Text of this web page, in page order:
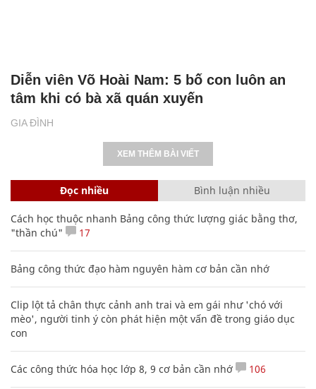
GIA ĐÌNH
Diễn viên Võ Hoài Nam: 5 bố con luôn an
tâm khi có bà xã quán xuyến
XEM THÊM BÀI VIẾT
Đọc nhiều Bình luận nhiều
Cách học thuộc nhanh Bảng công thức lượng giác bằng thơ,
"thần chú"
17
Bảng công thức đạo hàm nguyên hàm cơ bản cần nhớ
Clip lột tả chân thực cảnh anh trai và em gái như 'chó với
mèo', người tinh ý còn phát hiện một vấn đề trong giáo dục
con
Các công thức hóa học lớp 8, 9 cơ bản cần nhớ 106